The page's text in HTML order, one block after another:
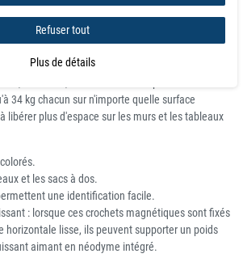
vives ajoutent une touche de couleur joyeuse à
classe. Crochets magnétiques durables parfaits
facilement quel crochet est le leur.
34 kg chacun sur n'importe quelle surface
libérer plus d'espace sur les murs et les tableaux
et les sacs à dos.
une identification facile.
: lorsque ces crochets magnétiques sont fixés
horizontale lisse, ils peuvent supporter un poids
aimant en néodyme intégré.
Refuser tout
Plus de détails